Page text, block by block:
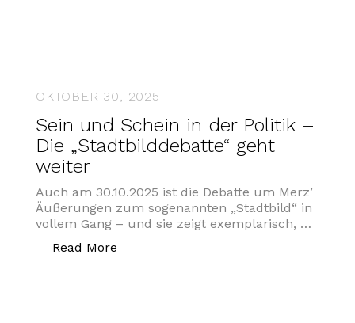
OKTOBER 30, 2025
Sein und Schein in der Politik –
Die „Stadtbilddebatte“ geht
weiter
Auch am 30.10.2025 ist die Debatte um Merz’
Äußerungen zum sogenannten „Stadtbild“ in
vollem Gang – und sie zeigt exemplarisch, …
Read More